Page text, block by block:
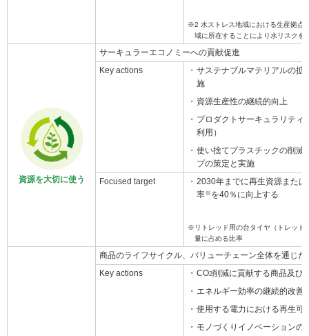
※2 水ストレス地域における生産拠点
域に所在することにより水リスクを
資源を大切に使う
サーキュラーエコノミーへの貢献促進
Key actions
サステナブルマテリアルの拡
施
資源生産性の継続的向上
プロダクトサーキュラリティ
利用）
使い捨てプラスチックの削減
プの策定と実施
Focused target
2030年までに再生資源また
率※ を40％に向上する
※リトレッド用の台タイヤ（トレッド
量に占める比率
商品のライフサイクル、バリューチェーン全体を通じた
Key actions
CO2削減に貢献する商品及び
エネルギー効率の継続的改善
使用する電力における再生可
モノづくりイノベーションの